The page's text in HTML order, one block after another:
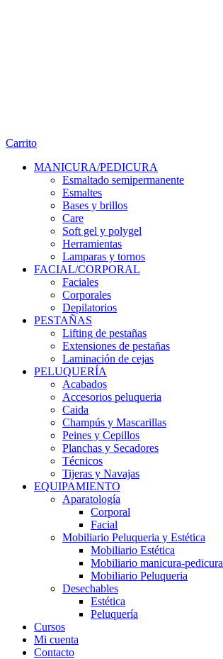
Carrito
MANICURA/PEDICURA
Esmaltado semipermanente
Esmaltes
Bases y brillos
Care
Soft gel y polygel
Herramientas
Lamparas y tornos
FACIAL/CORPORAL
Faciales
Corporales
Depilatorios
PESTAÑAS
Lifting de pestañas
Extensiones de pestañas
Laminación de cejas
PELUQUERÍA
Acabados
Accesorios peluqueria
Caida
Champús y Mascarillas
Peines y Cepillos
Planchas y Secadores
Técnicos
Tijeras y Navajas
EQUIPAMIENTO
Aparatología
Corporal
Facial
Mobiliario Peluqueria y Estética
Mobiliario Estética
Mobiliario manicura-pedicura
Mobiliario Peluqueria
Desechables
Estética
Peluquería
Cursos
Mi cuenta
Contacto